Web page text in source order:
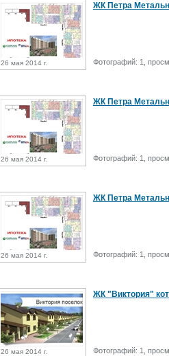
26 мая 2014 г.
ЖК Петра
Фотографий: 1,
26 мая 2014 г.
ЖК Петра
Фотографий: 1,
26 мая 2014 г.
ЖК Петра
Фотографий: 1,
26 мая 2014 г.
ЖК "Виктория"
Фотографий: 1,